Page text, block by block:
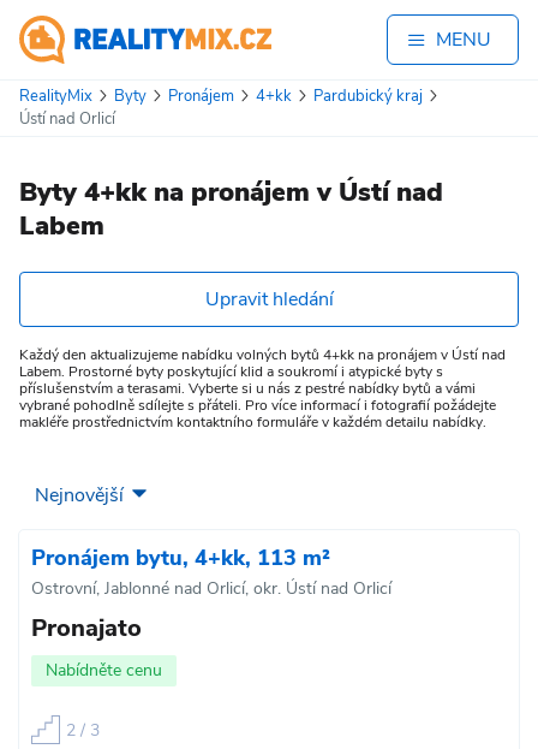
MENU
RealityMix Byty Pronájem 4+kk
Pardubický kraj
Ústí nad Orlicí
Byty 4+kk na pronájem v Ústí nad
Labem
Upravit hledání
Každý den aktualizujeme nabídku volných bytů 4+kk na pronájem v Ústí nad
Labem. Prostorné byty poskytující klid a soukromí i atypické byty s
příslušenstvím a terasami. Vyberte si u nás z pestré nabídky bytů a vámi
vybrané pohodlně sdílejte s přáteli. Pro více informací i fotografií požádejte
makléře prostřednictvím kontaktního formuláře v každém detailu nabídky.
Pronájem bytu, 4+kk, 113 m²
Ostrovní, Jablonné nad Orlicí, okr. Ústí nad Orlicí
Pronajato
Nabídněte cenu
2 / 3